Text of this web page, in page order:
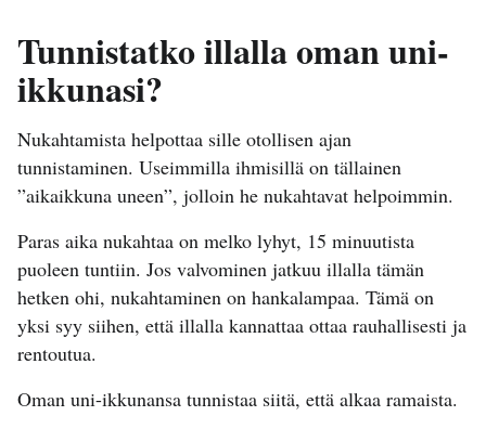
Tunnistatko illalla oman uni-
ikkunasi?
Nukahtamista helpottaa sille otollisen ajan
tunnistaminen. Useimmilla ihmisillä on tällainen
”aikaikkuna uneen”, jolloin he nukahtavat helpoimmin.
Paras aika nukahtaa on melko lyhyt, 15 minuutista
puoleen tuntiin. Jos valvominen jatkuu illalla tämän
hetken ohi, nukahtaminen on hankalampaa. Tämä on
yksi syy siihen, että illalla kannattaa ottaa rauhallisesti ja
rentoutua.
Oman uni-ikkunansa tunnistaa siitä, että alkaa ramaista.